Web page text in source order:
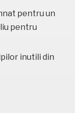
pentru un
pentru
inutili din